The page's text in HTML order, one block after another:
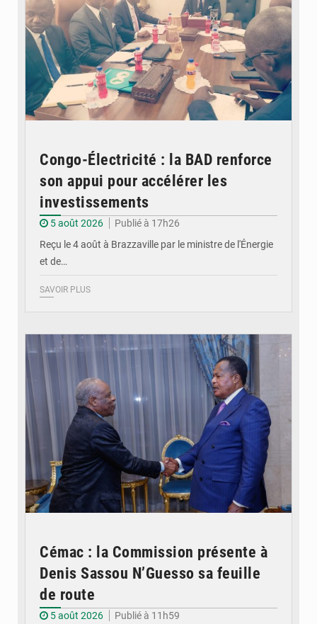
Congo-Électricité : la BAD renforce
son appui pour accélérer les
investissements
5 août 2026
Publié à 17h26
Reçu le 4 août à Brazzaville par le ministre de l'Énergie
et de…
SAVOIR PLUS
Cémac : la Commission présente à
Denis Sassou N’Guesso sa feuille
de route
5 août 2026
Publié à 11h59